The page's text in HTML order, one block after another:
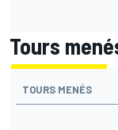
Tours
TOURS MENÉS